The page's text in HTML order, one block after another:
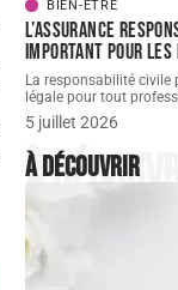
BIEN-ÊTRE
L’assurance
important pour
La responsabilité
légale pour tout
5 juillet 2026
À
À découvrir